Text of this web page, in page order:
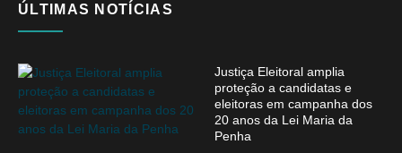
ÚLTIMAS NOTÍCIAS
Justiça Eleitoral amplia
proteção a candidatas e
eleitoras em campanha dos
20 anos da Lei Maria da
Penha